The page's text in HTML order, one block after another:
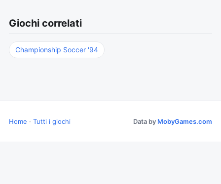
Giochi correlati
Championship Soccer '94
Home · Tutti i giochi Data by MobyGames.com